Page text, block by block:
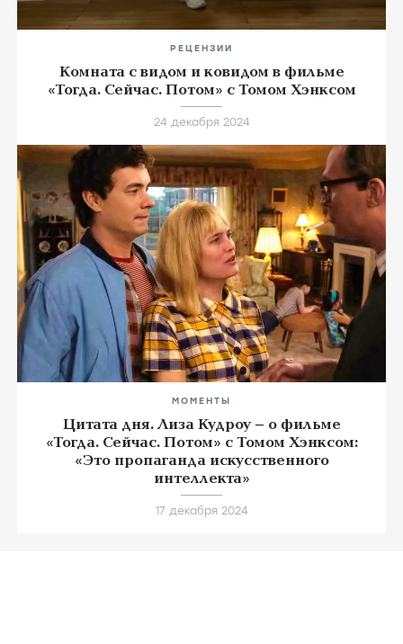
РЕЦЕНЗИИ
Комната с видом и ковидом в фильме
«Тогда. Сейчас. Потом» с Томом Хэнксом
24 декабря 2024
МОМЕНТЫ
Цитата дня. Лиза Кудроу – о фильме
«Тогда. Сейчас. Потом» с Томом Хэнксом:
«Это пропаганда искусственного
интеллекта»
17 декабря 2024